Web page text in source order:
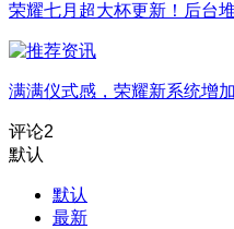
荣耀七月超大杯更新！后台
满满仪式感，荣耀新系统增
评论2
默认
默认
最新